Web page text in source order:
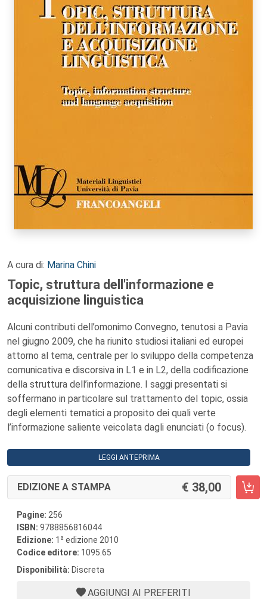
A cura di: Marina Chini
Topic, struttura dell'informazione e
acquisizione linguistica
Alcuni contributi dell’omonimo Convegno, tenutosi a Pavia
nel giugno 2009, che ha riunito studiosi italiani ed europei
attorno al tema, centrale per lo sviluppo della competenza
comunicativa e discorsiva in L1 e in L2, della codificazione
della struttura dell’informazione. I saggi presentati si
soffermano in particolare sul trattamento del topic, ossia
degli elementi tematici a proposito dei quali verte
l’informazione saliente veicolata dagli enunciati (o focus).
LEGGI ANTEPRIMA
EDIZIONE A STAMPA 38,00
Pagine: 256
ISBN: 9788856816044
Edizione: 1 a edizione 2010
Codice editore: 1095.65
Disponibilità: Discreta
AGGIUNGI AI PREFERITI